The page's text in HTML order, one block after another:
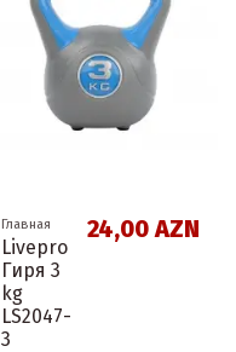
Главная
Livepro
Гиря 3
kg
LS2047-
3
24,00 AZN